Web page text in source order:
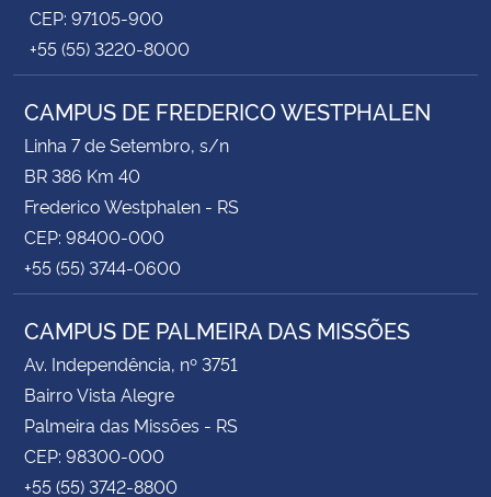
CEP: 97105-900
+55 (55) 3220-8000
CAMPUS DE FREDERICO WESTPHALEN
Linha 7 de Setembro, s/n
BR 386 Km 40
Frederico Westphalen - RS
CEP: 98400-000
+55 (55) 3744-0600
CAMPUS DE PALMEIRA DAS MISSÕES
Av. Independência, nº 3751
Bairro Vista Alegre
Palmeira das Missões - RS
CEP: 98300-000
+55 (55) 3742-8800